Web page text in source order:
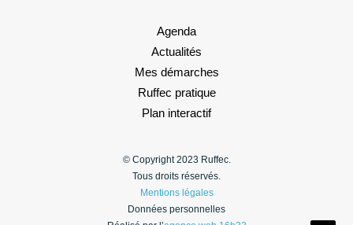
Agenda
Actualités
Mes démarches
Ruffec pratique
Plan interactif
© Copyright 2023 Ruffec.
Tous droits réservés.
Mentions légales
Données personnelles